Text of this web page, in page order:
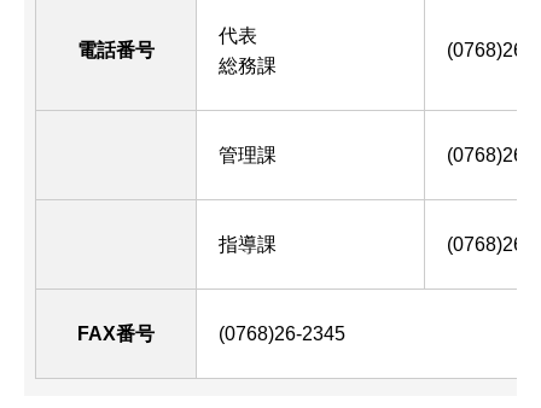
電話番号
代表
総務課
(0768)26-
管理課 (0768)26-
指導課 (0768)26-
FAX番号 (0768)26-2345